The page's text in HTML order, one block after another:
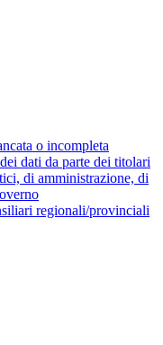
o incompleta
dati da parte dei titolari
di amministrazione, di
regionali/provinciali